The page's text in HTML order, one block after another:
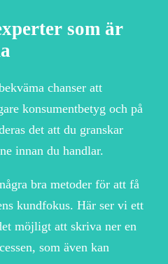
som är
chanser att
konsumentbetyg och på
det att du granskar
innan du handlar.
bra metoder för att få
kundfokus. Här ser vi ett
möjligt att skriva ner en
som även kan